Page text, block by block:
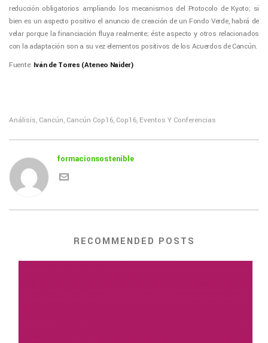
reducción obligatorios ampliando los mecanismos del Protocolo de Kyoto; si
bien es un aspecto positivo el anuncio de creación de un Fondo Verde, habrá de
velar porque la financiación fluya realmente; éste aspecto y otros relacionados
con la adaptación son a su vez elementos positivos de los Acuerdos de Cancún.
Fuente: Iván de Torres (Ateneo Naider)
Análisis, Cancún, Cancún Cop16, Cop16, Eventos Y Conferencias
formacionsostenible
RECOMMENDED POSTS